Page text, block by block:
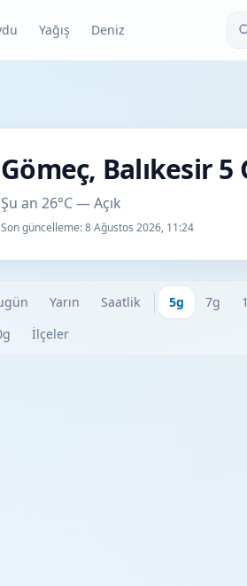
Yağış Deniz
Gömeç, Balıkesir
Şu an 26°C — Açık
Son güncelleme:8 Ağustos 2026, 11:24
Yarın Saatlik 5g 7g
İlçeler